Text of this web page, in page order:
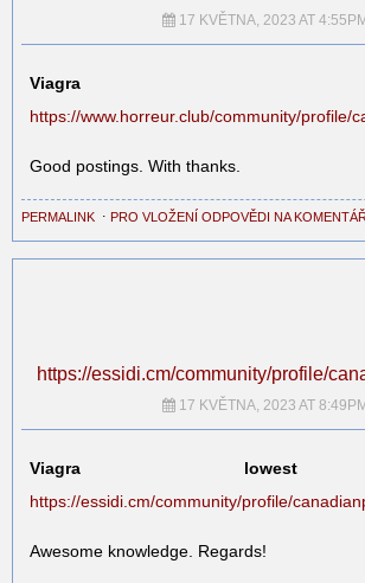
17 KVĚTNA, 2023 AT
Viagra
https://www.horreur.club/community/profile/
Good postings. With thanks.
PERMALINK ⋅ PRO VLOŽENÍ ODPOVĚDI NA
https://essidi.cm/community/profile/
17 KVĚTNA, 2023 AT 8:49PM
Viagra
https://essidi.cm/community/profile/
Awesome knowledge. Regards!